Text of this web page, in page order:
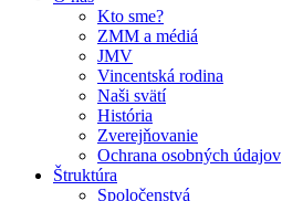
Kto sme?
ZMM a médiá
JMV
Vincentská rodina
Naši svätí
História
Zverejňovanie
Ochrana osobných údajov
Štruktúra
Spoločenstvá